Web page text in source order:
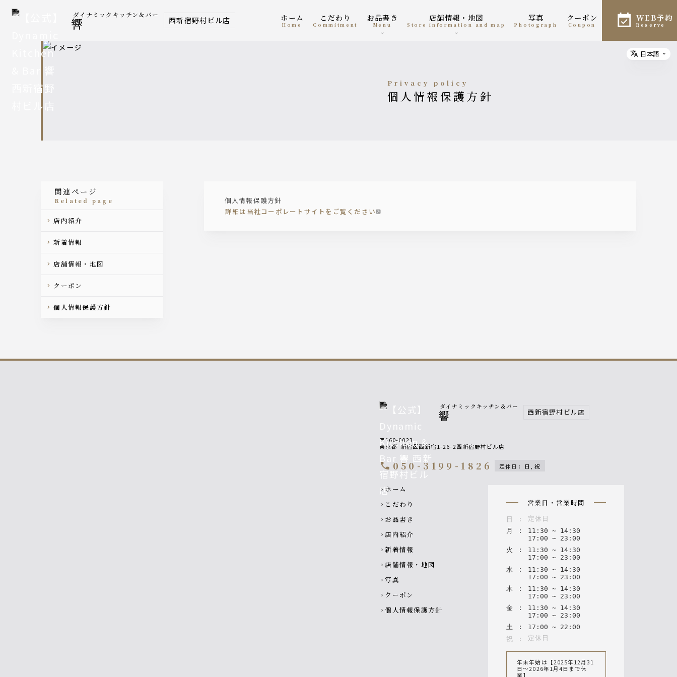
ダイナミックキッチン＆バー
響 西新宿野村ビル店 ホーム
home
こだわり
Commitment
お品書き
menu
店舗情報・地図
Store information and map
写真
photograph
クーポン
coupon
WEB予約
reserve
privacy policy
個人情報保護方針
個人情報保護方針
詳細は当社コーポレートサイトをご覧ください
関連ページ
related page
店内紹介
新着情報
店舗情報・地図
クーポン
個人情報保護方針
Select
日本語
ダイナミックキッチン＆バー
響 西新宿野村ビル店
〒160-0023
東京都 新宿区西新宿1-26-2西新宿野村ビル店
call 050-3199-1826 定休日 : 日, 祝
Footer navigation
chevron_right ホーム
chevron_right こだわり
chevron_right お品書き
chevron_right 店内紹介
chevron_right 新着情報
chevron_right 店舗情報・地図
chevron_right 写真
chevron_right クーポン
chevron_right 個人情報保護方針
営業日・営業時間
日 :
定休日
月
: 11 : 30 ~ 14: 30
17 : 00 ~ 23 : 00
火
: 11 : 30 ~ 14: 30
17 : 00 ~ 23 : 00
水
: 11 : 30 ~ 14: 30
17 : 00 ~ 23 : 00
木
: 11 : 30 ~ 14: 30
17 : 00 ~ 23 : 00
金
: 11 : 30 ~ 14: 30
17 : 00 ~ 23 : 00
土
: 17 : 00 ~ 22 : 00
祝
: 定休日
年末年始は【2025年12月31
日〜2026年1月4日まで休
業】